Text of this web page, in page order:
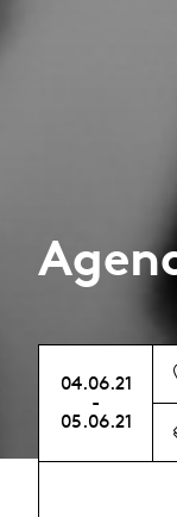
04.06.21
-
05.06.21